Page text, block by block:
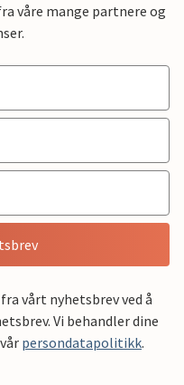
våre mange partnere og
vårt nyhetsbrev ved å
Vi behandler dine
persondatapolitikk.